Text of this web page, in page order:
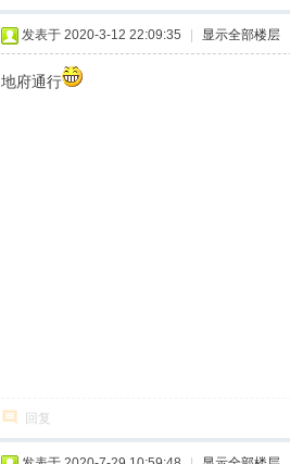
发表于 2020-3-12 22:09:35 显示全部楼层
地府通行
回复